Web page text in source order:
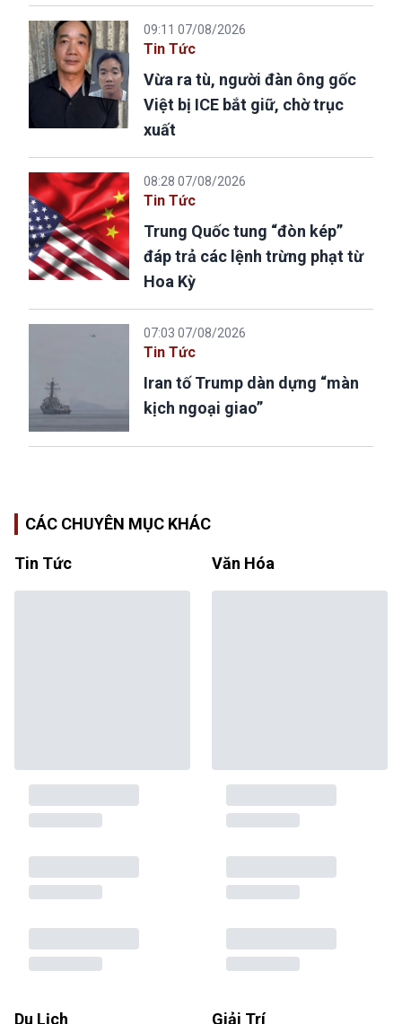
09:11 07/08/2026
Tin Tức
Vừa ra tù, người đàn ông gốc
Việt bị ICE bắt giữ, chờ trục
xuất
08:28 07/08/2026
Tin Tức
Trung Quốc tung “đòn kép”
đáp trả các lệnh trừng phạt từ
Hoa Kỳ
07:03 07/08/2026
Tin Tức
Iran tố Trump dàn dựng “màn
kịch ngoại giao”
CÁC CHUYÊN MỤC KHÁC
Tin Tức Văn Hóa
Du Lịch Giải Trí